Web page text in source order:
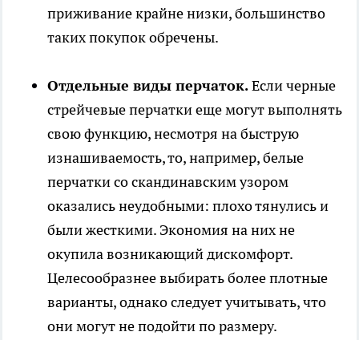
приживание крайне низки, большинство
таких покупок обречены.
Отдельные виды перчаток.Если черные
стрейчевые перчатки еще могут выполнять
свою функцию, несмотря на быструю
изнашиваемость, то, например, белые
перчатки со скандинавским узором
оказались неудобными: плохо тянулись и
были жесткими. Экономия на них не
окупила возникающий дискомфорт.
Целесообразнее выбирать более плотные
варианты, однако следует учитывать, что
они могут не подойти по размеру.